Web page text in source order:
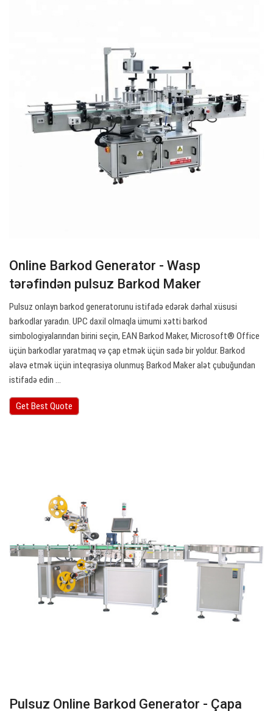
Online Barkod Generator - Wasp
tərəfindən pulsuz Barkod Maker
Pulsuz onlayn barkod generatorunu istifadə edərək dərhal xüsusi
barkodlar yaradın. UPC daxil olmaqla ümumi xətti barkod
simbologiyalarından birini seçin, EAN Barkod Maker, Microsoft® Office
üçün barkodlar yaratmaq və çap etmək üçün sadə bir yoldur. Barkod
əlavə etmək üçün inteqrasiya olunmuş Barkod Maker alət çubuğundan
istifadə edin ...
Get Best Quote
Pulsuz Online Barkod Generator - Çapa